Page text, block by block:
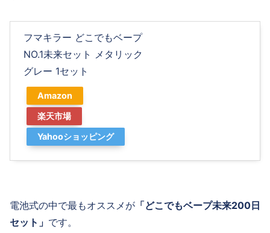
フマキラー どこでもベープ
NO.1未来セット メタリック
グレー 1セット
Amazon
楽天市場
Yahooショッピング
電池式の中で最もオススメが 「どこでもベープ未来200日
セット」 です。